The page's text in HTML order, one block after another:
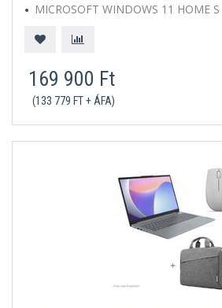
MICROSOFT WINDOWS 11 HOME S
169 900 Ft
(133 779 FT + ÁFA)